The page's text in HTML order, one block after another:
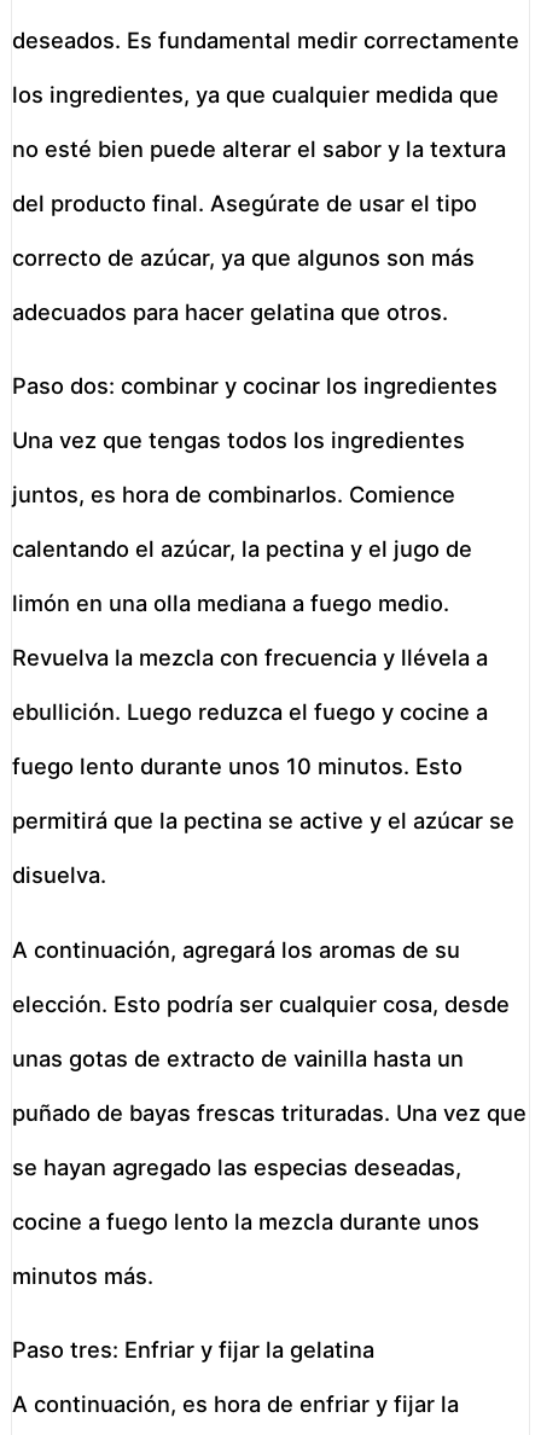
deseados. Es fundamental medir correctamente
los ingredientes, ya que cualquier medida que
no esté bien puede alterar el sabor y la textura
del producto final. Asegúrate de usar el tipo
correcto de azúcar, ya que algunos son más
adecuados para hacer gelatina que otros.
Paso dos: combinar y cocinar los ingredientes
Una vez que tengas todos los ingredientes
juntos, es hora de combinarlos. Comience
calentando el azúcar, la pectina y el jugo de
limón en una olla mediana a fuego medio.
Revuelva la mezcla con frecuencia y llévela a
ebullición. Luego reduzca el fuego y cocine a
fuego lento durante unos 10 minutos. Esto
permitirá que la pectina se active y el azúcar se
disuelva.
A continuación, agregará los aromas de su
elección. Esto podría ser cualquier cosa, desde
unas gotas de extracto de vainilla hasta un
puñado de bayas frescas trituradas. Una vez que
se hayan agregado las especias deseadas,
cocine a fuego lento la mezcla durante unos
minutos más.
Paso tres: Enfriar y fijar la gelatina
A continuación, es hora de enfriar y fijar la